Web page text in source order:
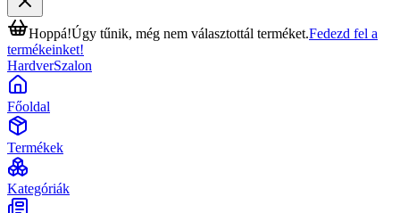
Hoppá!Úgy tűnik, még nem választottál terméket.Fedezd fel a
termékeinket!
HardverSzalon
Főoldal
Termékek
Kategóriák